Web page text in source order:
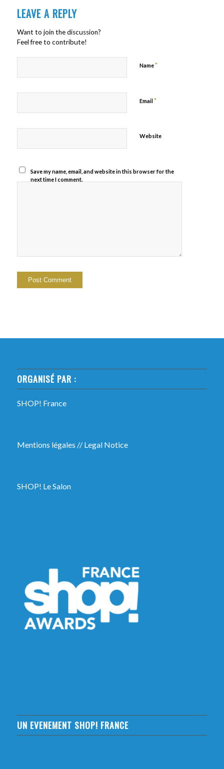
LEAVE A REPLY
Want to join the discussion?
Feel free to contribute!
Name*
Email*
Website
Save my name, email, and website in this browser for the
next time I comment.
ORGANISÉ PAR :
SHOP! France
Mentions légales // Legal Notice
SHOP! Le Salon
UN EVENEMENT SHOP! FRANCE